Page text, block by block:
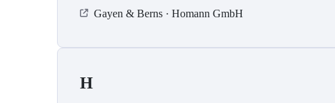
Gayen & Berns · Homann GmbH
H